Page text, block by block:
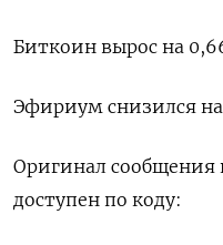
Биткоин вырос на
Эфириум снизился на
Оригинал сообщения
доступен по коду: